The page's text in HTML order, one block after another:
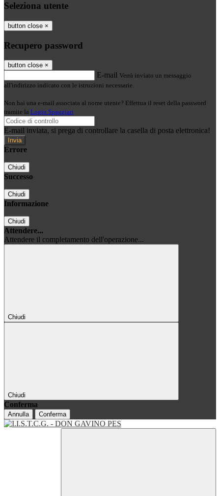
Seleziona utente
button close ×
Recupero password
button close ×
E-mail Verrà inviato un messaggio
all'indirizzo indicato con le istruzioni necessarie.
Non hai una e-mail associata al nome utente? Effettua il reset della password
tramite la Login Spaggiari
E-mail inviata, si prega di controllare la casella di posta elettronica!
Errore
Chiudi
Successo
Chiudi
Informazione
Chiudi
Attendere...
Attendere il completamento dell'operazione...
Chiudi
Chiudi
Conferma
Annulla Conferma